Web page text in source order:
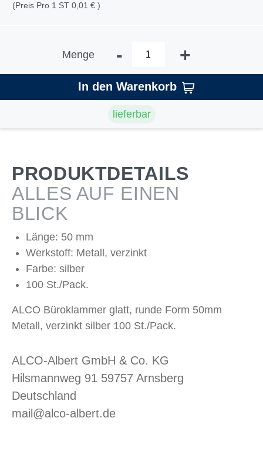
(Preis Pro 1 ST 0,01 € )
Menge - +
In den Warenkorb
lieferbar
PRODUKTDETAILS
ALLES AUF EINEN
BLICK
Länge: 50 mm
Werkstoff: Metall, verzinkt
Farbe: silber
100 St./Pack.
ALCO Büroklammer glatt, runde Form 50mm
Metall, verzinkt silber 100 St./Pack.
ALCO-Albert GmbH & Co. KG
Hilsmannweg 91 59757 Arnsberg
Deutschland
mail@alco-albert.de